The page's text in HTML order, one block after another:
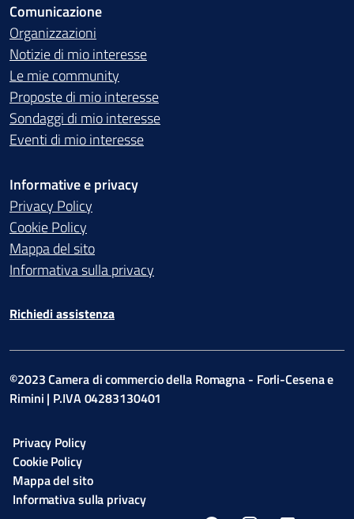
Comunicazione
Organizzazioni
Notizie di mio interesse
Le mie community
Proposte di mio interesse
Sondaggi di mio interesse
Eventi di mio interesse
Informative e privacy
Privacy Policy
Cookie Policy
Mappa del sito
Informativa sulla privacy
Richiedi assistenza
©2023 Camera di commercio della Romagna - Forli-Cesena e
Rimini | P.IVA 04283130401
Privacy Policy
Cookie Policy
Mappa del sito
Informativa sulla privacy